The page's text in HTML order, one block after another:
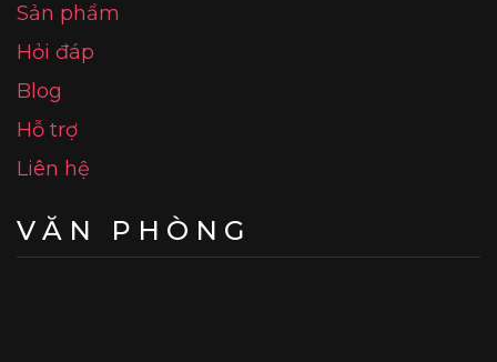
Sản phẩm
Hỏi đáp
Blog
Hỗ trợ
Liên hệ
VĂN PHÒNG